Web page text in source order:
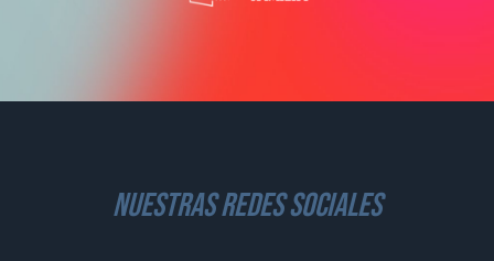
nuestras redes sociales